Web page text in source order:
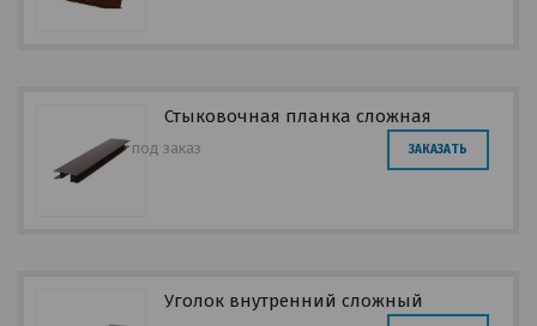
Стыковочная планка сложная
под заказ ЗАКАЗАТЬ
Уголок внутренний сложный